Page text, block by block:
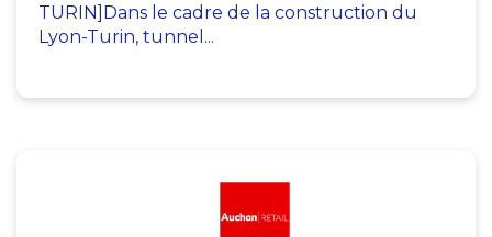
TURIN]Dans le cadre de la construction du
Lyon-Turin, tunnel...